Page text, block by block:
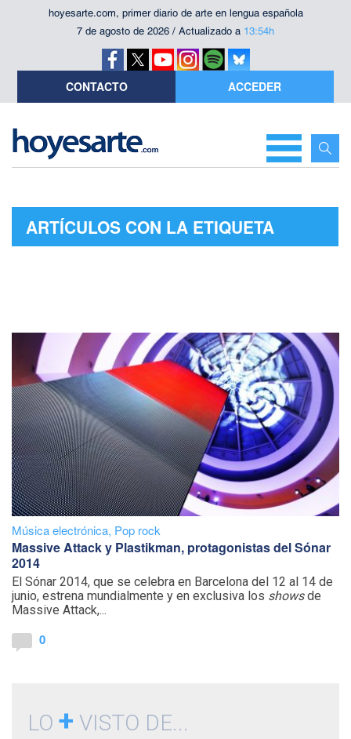
hoyesarte.com, primer diario de arte en lengua española
7 de agosto de 2026 / Actualizado a 13:54h
CONTACTO ACCEDER
ARTÍCULOS CON LA ETIQUETA
Música electrónica, Pop rock
Massive Attack y Plastikman, protagonistas del Sónar
2014
El Sónar 2014, que se celebra en Barcelona del 12 al 14 de
junio, estrena mundialmente y en exclusiva los showsde
Massive Attack,...
0
LO + VISTO DE...